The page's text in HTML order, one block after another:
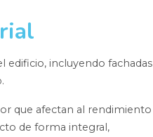
edificio, incluyendo fachadas
que afectan al rendimiento
de forma integral,